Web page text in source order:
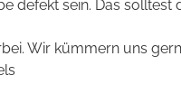
defekt sein. Das
Wir kümmern uns